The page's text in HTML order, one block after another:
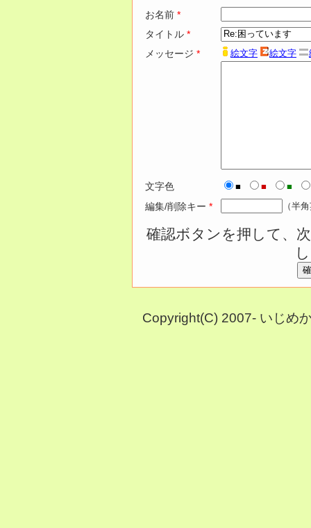
お名前 *
タイトル *
メッセージ * 絵文字 絵文字
文字色 ■ ■ ■
編集/削除キー * （半
確認ボタンを押して、
Copyright(C) 2007- いじめ